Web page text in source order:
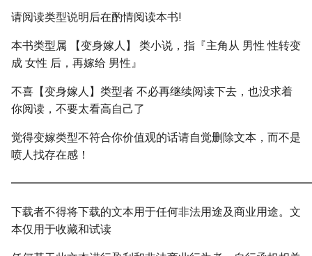
请阅读类型说明后在酌情阅读本书!
本书类型属 【变身嫁人】 类小说，指『主角从 男性 性转变
成 女性 后，再嫁给 男性』
不喜【变身嫁人】类型者 不必再继续阅读下去，也没求着
你阅读，不要太看高自己了
觉得变嫁类型不符合你价值观的话请自觉删除文本，而不是
喷人找存在感！
下载者不得将下载的文本用于任何非法用途及商业用途。文
本仅用于收藏和试读